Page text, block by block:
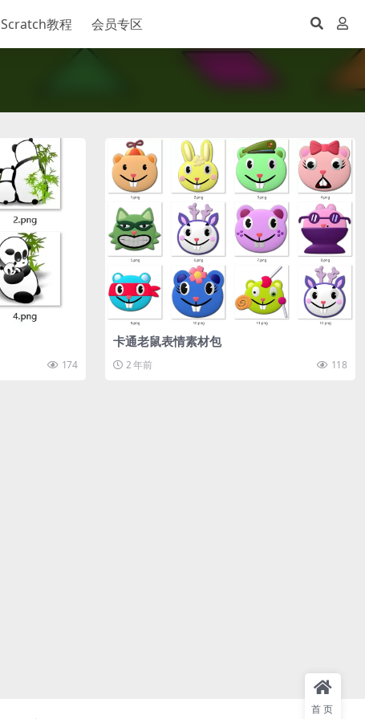
Scratch教程 会员专区
174
卡通老鼠表情素材包
2 年前 118
首页